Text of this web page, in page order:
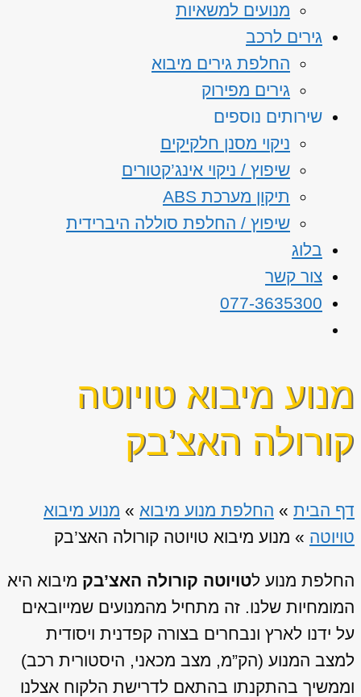
מנועים למשאיות
גירים לרכב
החלפת גירים מיבוא
גירים מפירוק
שירותים נוספים
ניקוי מסנן חלקיקים
שיפוץ / ניקוי אינג’קטורים
תיקון מערכת ABS
שיפוץ / החלפת סוללה היברידית
בלוג
צור קשר
077-3635300
מנוע מיבוא טויוטה
קורולה האצ’בק
דף הבית » החלפת מנוע מיבוא » מנוע מיבוא
טויוטה » מנוע מיבוא טויוטה קורולה האצ’בק
החלפת מנוע לטויוטה קורולה האצ’בק מיבוא היא
המומחיות שלנו. זה מתחיל מהמנועים שמייובאים
על ידנו לארץ ונבחרים בצורה קפדנית ויסודית
למצב המנוע (הק”מ, מצב מכאני, היסטורית רכב)
וממשיך בהתקנתו בהתאם לדרישת הלקוח אצלנו